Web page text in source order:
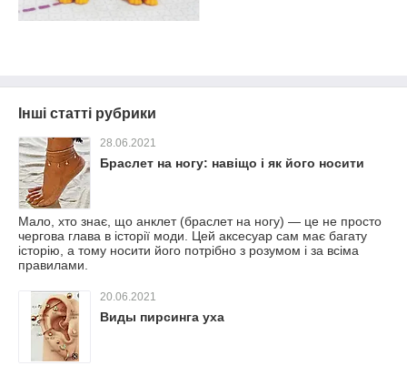
Інші статті рубрики
28.06.2021
Браслет на ногу: навіщо і як його носити
Мало, хто знає, що анклет (браслет на ногу) — це не просто
чергова глава в історії моди. Цей аксесуар сам має багату
історію, а тому носити його потрібно з розумом і за всіма
правилами.
20.06.2021
Виды пирсинга уха